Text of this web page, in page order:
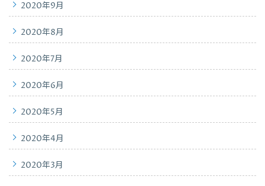
2020年9月
2020年8月
2020年7月
2020年6月
2020年5月
2020年4月
2020年3月